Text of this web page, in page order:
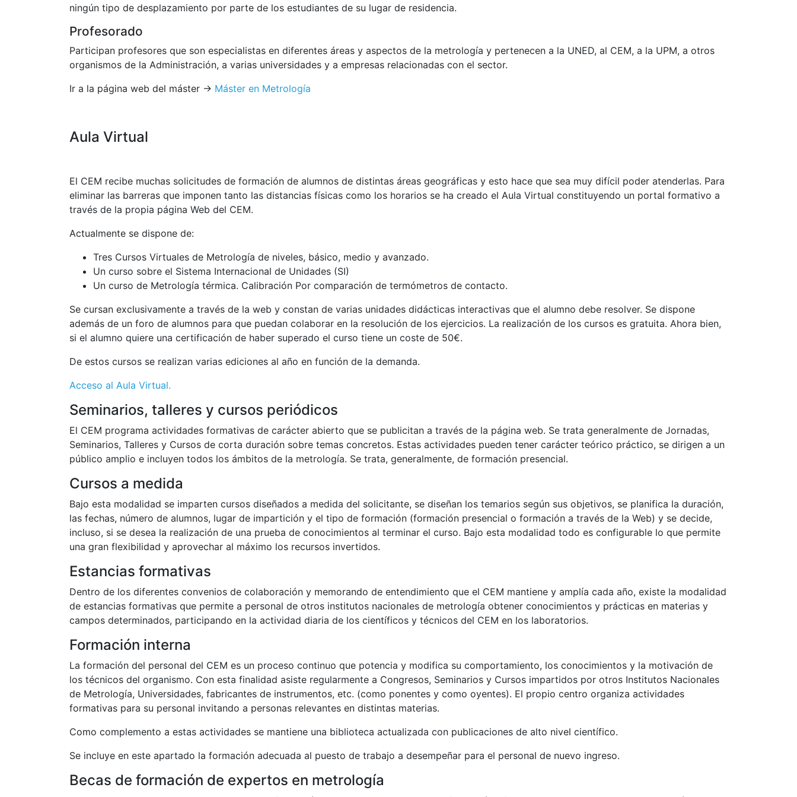
ningún tipo de desplazamiento por parte de los estudiantes de su lugar de residencia.
Profesorado
Participan profesores que son especialistas en diferentes áreas y aspectos de la metrología y pertenecen a la UNED, al CEM, a la UPM, a otros
organismos de la Administración, a varias universidades y a empresas relacionadas con el sector.
Ir a la página web del máster -> Máster en Metrología
Aula Virtual
El CEM recibe muchas solicitudes de formación de alumnos de distintas áreas geográficas y esto hace que sea muy difícil poder atenderlas. Para
eliminar las barreras que imponen tanto las distancias físicas como los horarios se ha creado el Aula Virtual constituyendo un portal formativo a
través de la propia página Web del CEM.
Actualmente se dispone de:
Tres Cursos Virtuales de Metrología de niveles, básico, medio y avanzado.
Un curso sobre el Sistema Internacional de Unidades (SI)
Un curso de Metrología térmica. Calibración Por comparación de termómetros de contacto.
Se cursan exclusivamente a través de la web y constan de varias unidades didácticas interactivas que el alumno debe resolver. Se dispone
además de un foro de alumnos para que puedan colaborar en la resolución de los ejercicios. La realización de los cursos es gratuita. Ahora bien,
si el alumno quiere una certificación de haber superado el curso tiene un coste de 50€.
De estos cursos se realizan varias ediciones al año en función de la demanda.
Acceso al Aula Virtual.
Seminarios, talleres y cursos periódicos
El CEM programa actividades formativas de carácter abierto que se publicitan a través de la página web. Se trata generalmente de Jornadas,
Seminarios, Talleres y Cursos de corta duración sobre temas concretos. Estas actividades pueden tener carácter teórico práctico, se dirigen a un
público amplio e incluyen todos los ámbitos de la metrología. Se trata, generalmente, de formación presencial.
Cursos a medida
Bajo esta modalidad se imparten cursos diseñados a medida del solicitante, se diseñan los temarios según sus objetivos, se planifica la duración,
las fechas, número de alumnos, lugar de impartición y el tipo de formación (formación presencial o formación a través de la Web) y se decide,
incluso, si se desea la realización de una prueba de conocimientos al terminar el curso. Bajo esta modalidad todo es configurable lo que permite
una gran flexibilidad y aprovechar al máximo los recursos invertidos.
Estancias formativas
Dentro de los diferentes convenios de colaboración y memorando de entendimiento que el CEM mantiene y amplía cada año, existe la modalidad
de estancias formativas que permite a personal de otros institutos nacionales de metrología obtener conocimientos y prácticas en materias y
campos determinados, participando en la actividad diaria de los científicos y técnicos del CEM en los laboratorios.
Formación interna
La formación del personal del CEM es un proceso continuo que potencia y modifica su comportamiento, los conocimientos y la motivación de
los técnicos del organismo. Con esta finalidad asiste regularmente a Congresos, Seminarios y Cursos impartidos por otros Institutos Nacionales
de Metrología, Universidades, fabricantes de instrumentos, etc. (como ponentes y como oyentes). El propio centro organiza actividades
formativas para su personal invitando a personas relevantes en distintas materias.
Como complemento a estas actividades se mantiene una biblioteca actualizada con publicaciones de alto nivel científico.
Se incluye en este apartado la formación adecuada al puesto de trabajo a desempeñar para el personal de nuevo ingreso.
Becas de formación de expertos en metrología